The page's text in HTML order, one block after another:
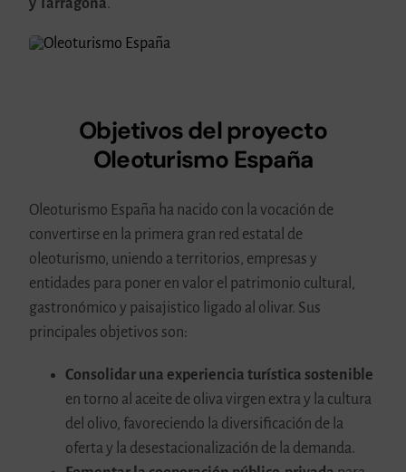
y Tarragona.
Objetivos del proyecto
Oleoturismo España
Oleoturismo España ha nacido con la vocación de
convertirse en la primera gran red estatal de
oleoturismo, uniendo a territorios, empresas y
entidades para poner en valor el patrimonio cultural,
gastronómico y paisajistico ligado al olivar. Sus
principales objetivos son:
Consolidar una experiencia turística sostenible
en torno al aceite de oliva virgen extra y la cultura
del olivo, favoreciendo la diversificación de la
oferta y la desestacionalización de la demanda.